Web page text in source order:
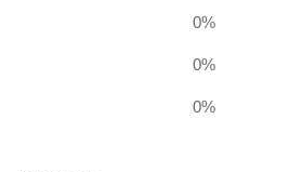
0%
0%
0%